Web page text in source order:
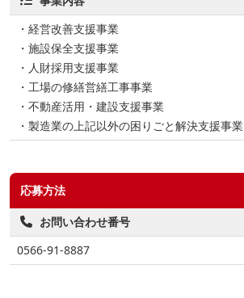
・経営改善支援事業
・施設保全支援事業
・人財採用支援事業
・工場の修繕営繕工事事業
・不動産活用・建設支援事業
・製造業の上記以外の困りごと解決支援事業
応募方法
お問い合わせ番号
0566-91-8887